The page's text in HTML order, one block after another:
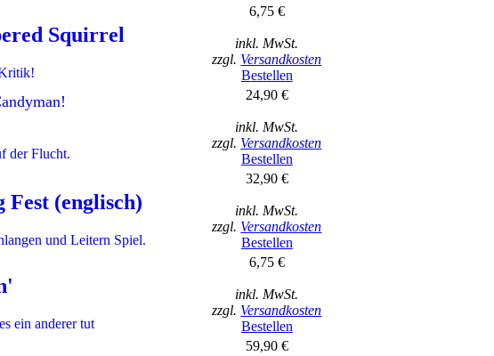
Squirrel
6,75 €
inkl. MwSt.
zzgl. Versandkosten
Bestellen
der Flucht.
24,90 €
inkl. MwSt.
zzgl. Versandkosten
Bestellen
(englisch)
und Leitern Spiel.
32,90 €
inkl. MwSt.
zzgl. Versandkosten
Bestellen
ein anderer tut
6,75 €
inkl. MwSt.
zzgl. Versandkosten
Bestellen
59,90 €